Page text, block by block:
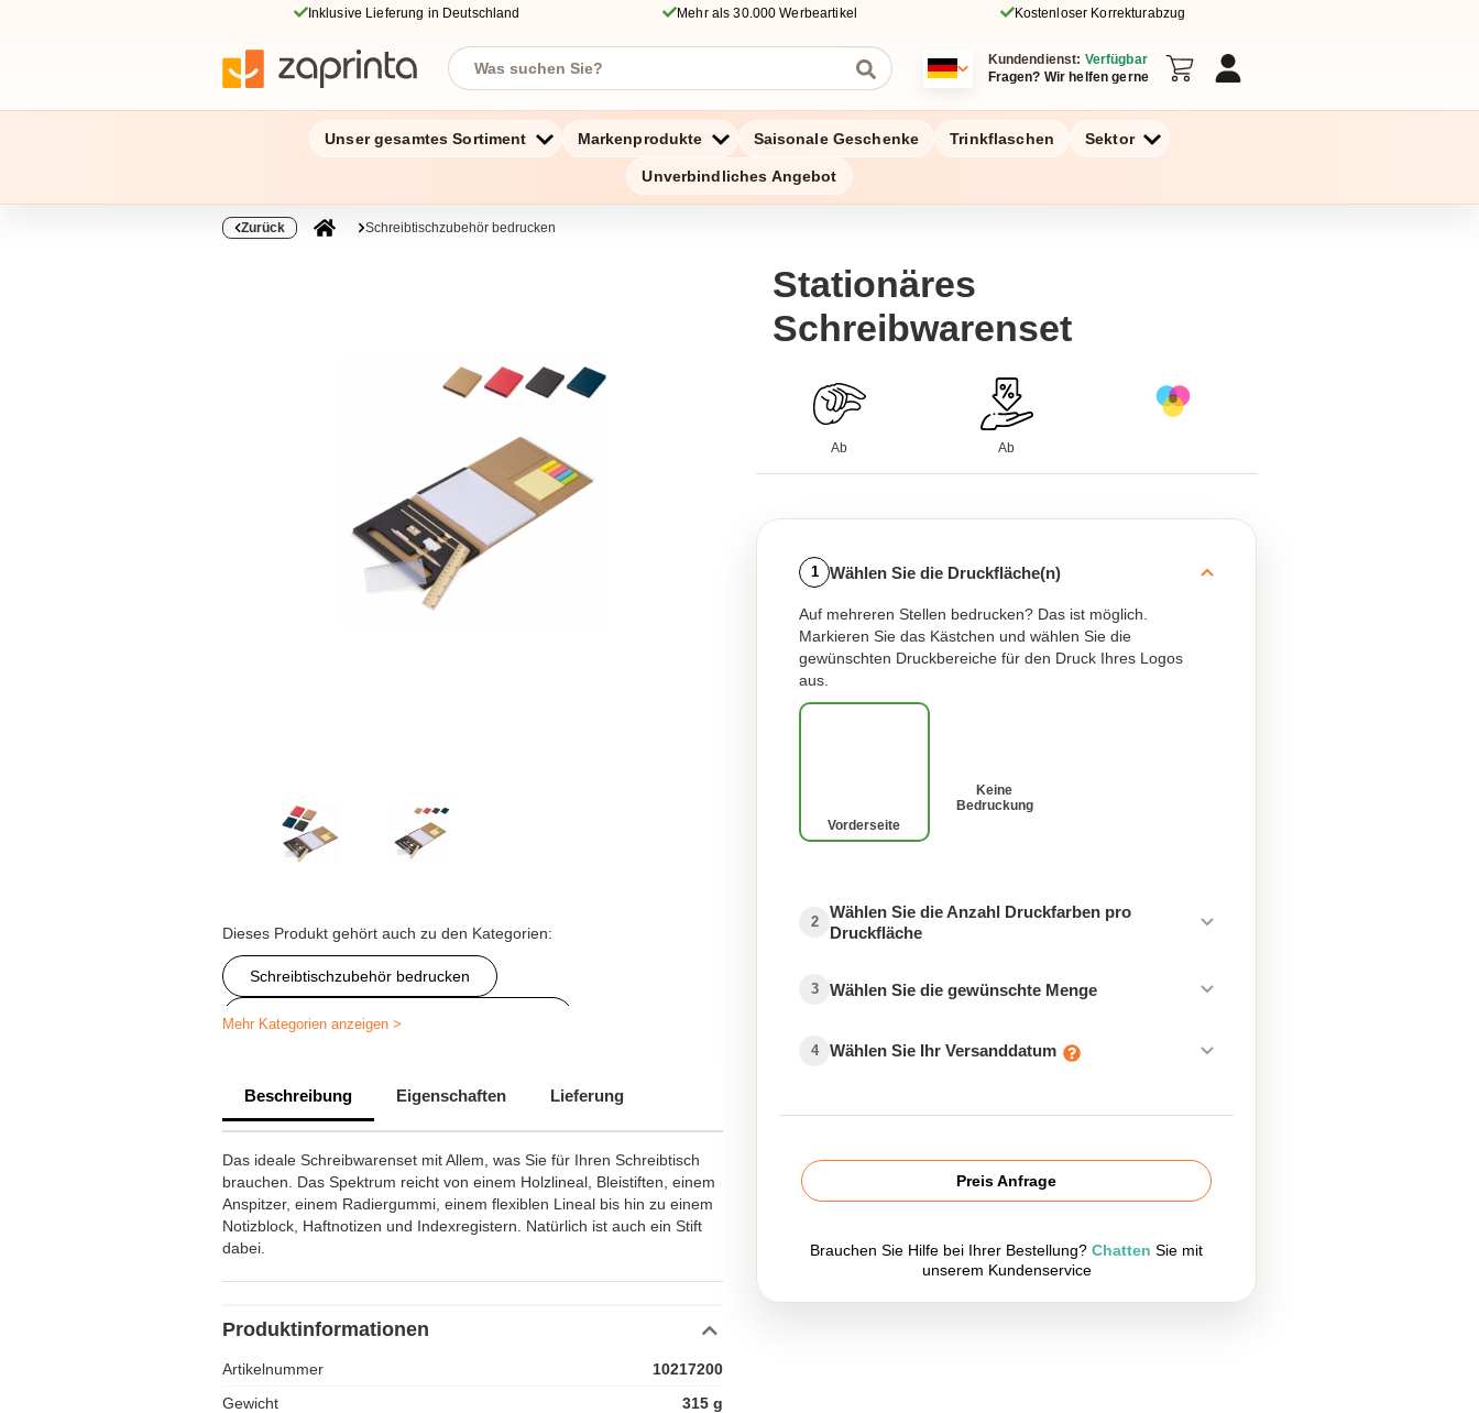
Inklusive Lieferung in Deutschland Mehr als 30.000 Werbeartikel Kostenloser Korrekturabzug
Kundendienst: Verfügbar
Fragen? Wir helfen gerne
Unser gesamtes Sortiment Markenprodukte Saisonale Geschenke Trinkflaschen Sektor
Unverbindliches Angebot
Zurück Schreibtischzubehör bedrucken
Dieses Produkt gehört auch zu den Kategorien:
Schreibtischzubehör bedrucken
Personalisierte Mal- und Zeichenutensilien
Mehr Kategorien anzeigen >
Beschreibung Eigenschaften Lieferung
Das ideale Schreibwarenset mit Allem, was Sie für Ihren Schreibtisch
brauchen. Das Spektrum reicht von einem Holzlineal, Bleistiften, einem
Anspitzer, einem Radiergummi, einem flexiblen Lineal bis hin zu einem
Notizblock, Haftnotizen und Indexregistern. Natürlich ist auch ein Stift
dabei.
Produktinformationen
Artikelnummer
10217200
Gewicht
315 g
Stationäres
Schreibwarenset
Ab Ab
1 Wählen Sie die Druckfläche(n)
Auf mehreren Stellen bedrucken? Das ist möglich.
Markieren Sie das Kästchen und wählen Sie die
gewünschten Druckbereiche für den Druck Ihres Logos
aus.
Vorderseite
Keine
Bedruckung
2
Wählen Sie die Anzahl Druckfarben pro
Druckfläche
3 Wählen Sie die gewünschte Menge
4 Wählen Sie Ihr Versanddatum
Preis Anfrage
Brauchen Sie Hilfe bei Ihrer Bestellung? Chatten Sie mit
unserem Kundenservice